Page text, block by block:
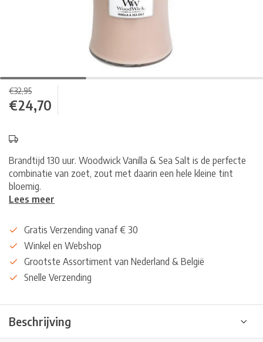
€32,95
€24,70
Brandtijd 130 uur. Woodwick Vanilla & Sea Salt is de perfecte
combinatie van zoet, zout met daarin een hele kleine tint
bloemig.
Lees meer
Gratis Verzending vanaf € 30
Winkel en Webshop
Grootste Assortiment van Nederland & België
Snelle Verzending
Beschrijving